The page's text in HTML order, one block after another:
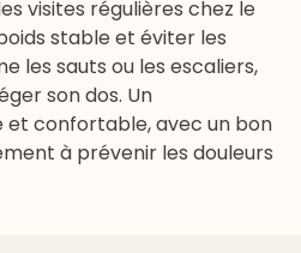
visites régulières chez le
stable et éviter les
les sauts ou les escaliers,
son dos. Un
confortable, avec un bon
à prévenir les douleurs